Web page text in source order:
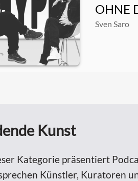
OHNE
Sven Saro
Kunst
Kategorie präsentiert
Künstler, Kuratoren